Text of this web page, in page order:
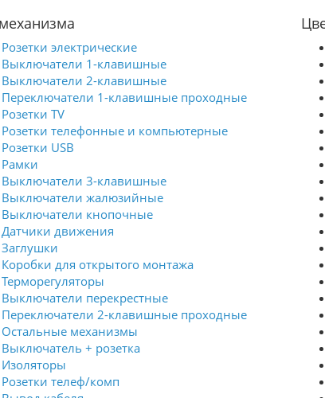
Розетки электрические
Выключатели 1-клавишные
Выключатели 2-клавишные
Переключатели 1-клавишные проходные
Розетки TV
Розетки телефонные и компьютерные
Розетки USB
Рамки
Выключатели 3-клавишные
Выключатели жалюзийные
Выключатели кнопочные
Датчики движения
Заглушки
Коробки для открытого монтажа
Терморегуляторы
Выключатели перекрестные
Переключатели 2-клавишные проходные
Остальные механизмы
Выключатель + розетка
Изоляторы
Розетки телеф/комп